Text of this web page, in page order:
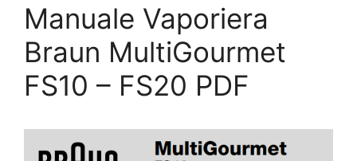
Manuale Vaporiera
Braun MultiGourmet
FS10 – FS20 PDF